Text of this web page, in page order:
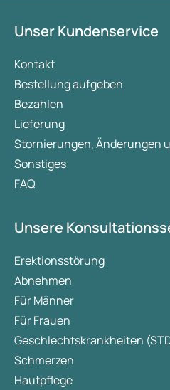
Unser Kundenservice
Kontakt
Bestellung aufgeben
Bezahlen
Lieferung
Stornierungen, Änderungen
Sonstiges
FAQ
Unsere
Erektionsstörung
Abnehmen
Für Männer
Für Frauen
Geschlechtskrankheiten
Schmerzen
Hautpflege